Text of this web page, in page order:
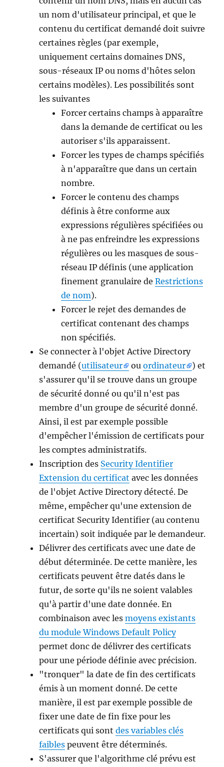
un nom d'utilisateur principal, et que le
contenu du certificat demandé doit suivre
certaines règles (par exemple,
uniquement certains domaines DNS,
sous-réseaux IP ou noms d'hôtes selon
certains modèles). Les possibilités sont
les suivantes
Forcer certains champs à apparaître
dans la demande de certificat ou les
autoriser s'ils apparaissent.
Forcer les types de champs spécifiés
à n'apparaître que dans un certain
nombre.
Forcer le contenu des champs
définis à être conforme aux
expressions régulières spécifiées ou
à ne pas enfreindre les expressions
régulières ou les masques de sous-
réseau IP définis (une application
finement granulaire deRestrictions
de nom).
Forcer le rejet des demandes de
certificat contenant des champs
non spécifiés.
Se connecter à l'objet Active Directory
demandé (utilisateur ouordinateur
) et
s'assurer qu'il se trouve dans un groupe
de sécurité donné ou qu'il n'est pas
membre d'un groupe de sécurité donné.
Ainsi, il est par exemple possible
d'empêcher l'émission de certificats pour
les comptes administratifs.
Inscription des Security Identifier
Extension du certificat avec les données
de l'objet Active Directory détecté. De
même, empêcher qu'une extension de
certificat Security Identifier (au contenu
incertain) soit indiquée par le demandeur.
Délivrer des certificats avec une date de
début déterminée. De cette manière, les
certificats peuvent être datés dans le
futur, de sorte qu'ils ne soient valables
qu'à partir d'une date donnée. En
combinaison avec lesmoyens existants
du module Windows Default Policy
permet donc de délivrer des certificats
pour une période définie avec précision.
"tronquer" la date de fin des certificats
émis à un moment donné. De cette
manière, il est par exemple possible de
fixer une date de fin fixe pour les
certificats qui sontdes variables clés
faibles peuvent être déterminés.
S'assurer que l'algorithme clé prévu est